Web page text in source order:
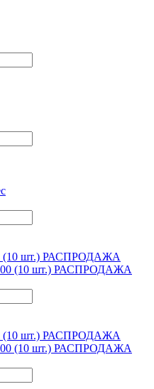
(10 шт.) РАСПРОДАЖА
(10 шт.) РАСПРОДАЖА